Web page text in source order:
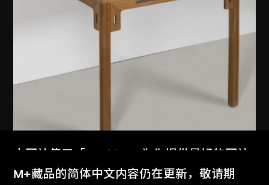
本网站使用「Cookies」为你提供最好的网站
体验。
M+藏品的简体中文内容仍在更新，敬请期